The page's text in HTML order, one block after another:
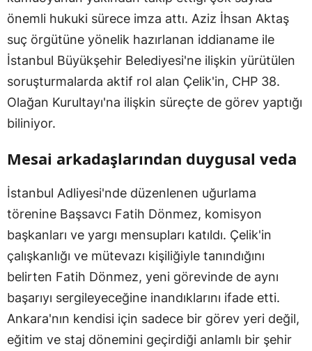
önemli hukuki sürece imza attı. Aziz İhsan Aktaş
suç örgütüne yönelik hazırlanan iddianame ile
İstanbul Büyükşehir Belediyesi'ne ilişkin yürütülen
soruşturmalarda aktif rol alan Çelik'in, CHP 38.
Olağan Kurultayı'na ilişkin süreçte de görev yaptığı
biliniyor.
Mesai arkadaşlarından duygusal veda
İstanbul Adliyesi'nde düzenlenen uğurlama
törenine Başsavcı Fatih Dönmez, komisyon
başkanları ve yargı mensupları katıldı. Çelik'in
çalışkanlığı ve mütevazı kişiliğiyle tanındığını
belirten Fatih Dönmez, yeni görevinde de aynı
başarıyı sergileyeceğine inandıklarını ifade etti.
Ankara'nın kendisi için sadece bir görev yeri değil,
eğitim ve staj dönemini geçirdiği anlamlı bir şehir